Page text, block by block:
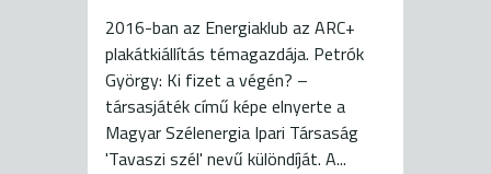
2016-ban az Energiaklub az ARC+
plakátkiállítás témagazdája. Petrók
György: Ki fizet a végén? –
társasjáték című képe elnyerte a
Magyar Szélenergia Ipari Társaság
'Tavaszi szél' nevű különdíját. A...